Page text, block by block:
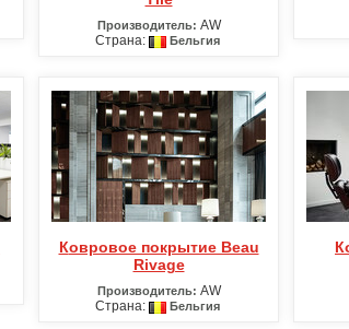
Производитель: AW
Страна:
Бельгия
Ковровое покрытие Beau
Rivage
Производитель: AW
Страна:
Бельгия
Ковровое покрытие